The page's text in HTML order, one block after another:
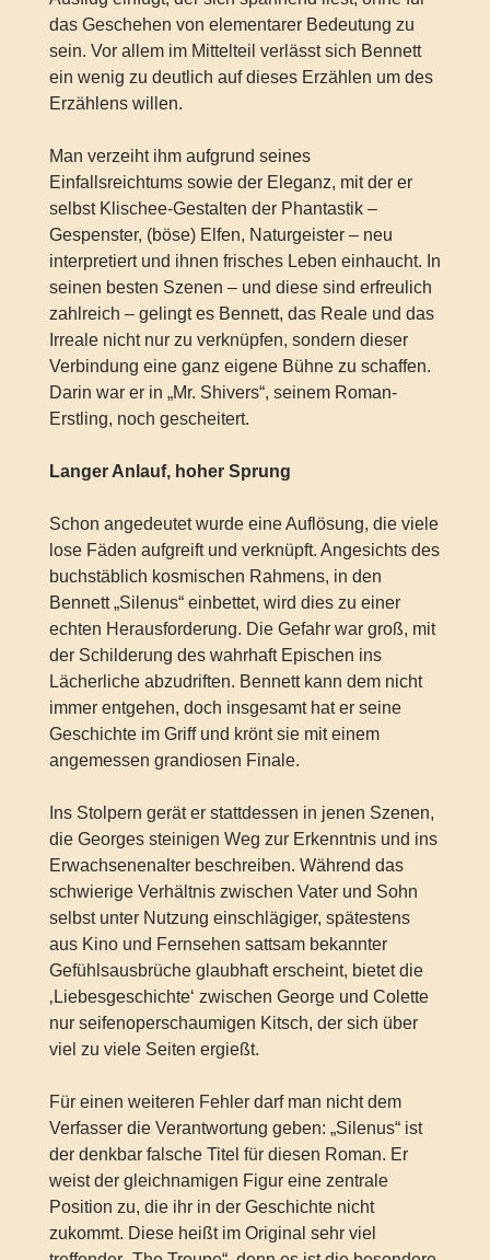
das Geschehen von elementarer Bedeutung zu
sein. Vor allem im Mittelteil verlässt sich Bennett
ein wenig zu deutlich auf dieses Erzählen um des
Erzählens willen.
Man verzeiht ihm aufgrund seines
Einfallsreichtums sowie der Eleganz, mit der er
selbst Klischee-Gestalten der Phantastik –
Gespenster, (böse) Elfen, Naturgeister – neu
interpretiert und ihnen frisches Leben einhaucht. In
seinen besten Szenen – und diese sind erfreulich
zahlreich – gelingt es Bennett, das Reale und das
Irreale nicht nur zu verknüpfen, sondern dieser
Verbindung eine ganz eigene Bühne zu schaffen.
Darin war er in „Mr. Shivers“, seinem Roman-
Erstling, noch gescheitert.
Langer Anlauf, hoher Sprung
Schon angedeutet wurde eine Auflösung, die viele
lose Fäden aufgreift und verknüpft. Angesichts des
buchstäblich kosmischen Rahmens, in den
Bennett „Silenus“ einbettet, wird dies zu einer
echten Herausforderung. Die Gefahr war groß, mit
der Schilderung des wahrhaft Epischen ins
Lächerliche abzudriften. Bennett kann dem nicht
immer entgehen, doch insgesamt hat er seine
Geschichte im Griff und krönt sie mit einem
angemessen grandiosen Finale.
Ins Stolpern gerät er stattdessen in jenen Szenen,
die Georges steinigen Weg zur Erkenntnis und ins
Erwachsenenalter beschreiben. Während das
schwierige Verhältnis zwischen Vater und Sohn
selbst unter Nutzung einschlägiger, spätestens
aus Kino und Fernsehen sattsam bekannter
Gefühlsausbrüche glaubhaft erscheint, bietet die
‚Liebesgeschichte‘ zwischen George und Colette
nur seifenoperschaumigen Kitsch, der sich über
viel zu viele Seiten ergießt.
Für einen weiteren Fehler darf man nicht dem
Verfasser die Verantwortung geben: „Silenus“ ist
der denkbar falsche Titel für diesen Roman. Er
weist der gleichnamigen Figur eine zentrale
Position zu, die ihr in der Geschichte nicht
zukommt. Diese heißt im Original sehr viel